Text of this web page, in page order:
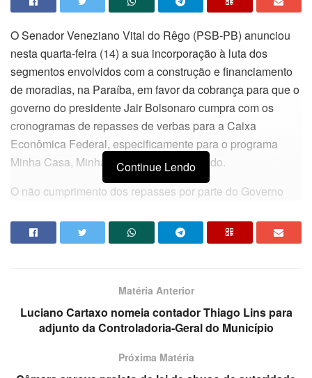
O Senador Veneziano Vital do Rêgo (PSB-PB) anunciou
nesta quarta-feira (14) a sua incorporação à luta dos
segmentos envolvidos com a construção e financiamento
de moradias, na Paraíba, em favor da cobrança para que o
governo do presidente Jair Bolsonaro cumpra com os
cronogramas de repasses de verbas para a Caixa
Econômica Federal, especificamente para o programa
Minha Casa, Minha Vida, em todo o estado.
O não cumprimento dos repasses por parte do Governo
os segmentos envolvidos com o programa, gerando um
impacto extremamente negativo no setor, com seguidos
civil, fornecedores de materiais de construção e de
equipamentos, dentre outros.
ser o cidadão, que vê o sonho de sua moradia ficar mais
Continue Lendo
Matéria Anterior
Luciano Cartaxo nomeia contador Thiago Lins para
adjunto da Controladoria-Geral do Município
Próxima Matéria